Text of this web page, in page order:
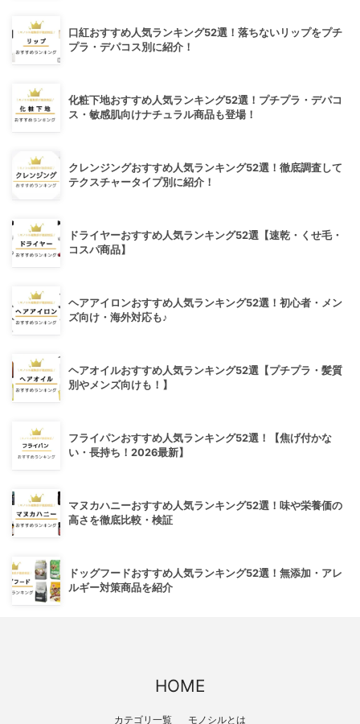
口紅おすすめ人気ランキング52選！落ちないリップをプチ
プラ・デパコス別に紹介！
化粧下地おすすめ人気ランキング52選！プチプラ・デパコ
ス・敏感肌向けナチュラル商品も登場！
クレンジングおすすめ人気ランキング52選！徹底調査して
テクスチャータイプ別に紹介！
ドライヤーおすすめ人気ランキング52選【速乾・くせ毛・
コスパ商品】
ヘアアイロンおすすめ人気ランキング52選！初心者・メン
ズ向け・海外対応も♪
ヘアオイルおすすめ人気ランキング52選【プチプラ・髪質
別やメンズ向けも！】
フライパンおすすめ人気ランキング52選！【焦げ付かな
い・長持ち！2026最新】
マヌカハニーおすすめ人気ランキング52選！味や栄養価の
高さを徹底比較・検証
ドッグフードおすすめ人気ランキング52選！無添加・アレ
ルギー対策商品を紹介
HOME
カテゴリ一覧 モノシルとは